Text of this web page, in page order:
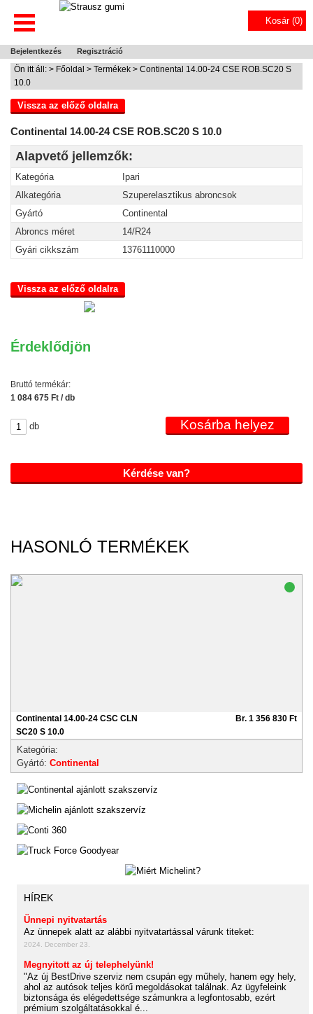
Kosár (0)
Bejelentkezés Regisztráció
Ön itt áll: > Főoldal > Termékek > Continental 14.00-24 CSE ROB.SC20 S
10.0
Vissza az előző oldalra
Continental 14.00-24 CSE ROB.SC20 S 10.0
Alapvető jellemzők:
Kategória
Ipari
Alkategória
Szuperelasztikus abroncsok
Gyártó
Continental
Abroncs méret
14/R24
Gyári cikkszám
13761110000
Vissza az előző oldalra
Érdeklődjön
Bruttó termékár:
1 084 675 Ft / db
db
Kérdése van?
HASONLÓ TERMÉKEK
Continental 14.00-24 CSC CLN
SC20 S 10.0
Br. 1 356 830 Ft
Kategória:
Gyártó: Continental
HÍREK
Ünnepi nyitvatartás
Az ünnepek alatt az alábbi nyitvatartással várunk titeket:
2024. December 23.
Megnyitott az új telephelyünk!
"Az új BestDrive szerviz nem csupán egy műhely, hanem egy hely,
ahol az autósok teljes körű megoldásokat találnak. Az ügyfeleink
biztonsága és elégedettsége számunkra a legfontosabb, ezért
prémium szolgáltatásokkal é...